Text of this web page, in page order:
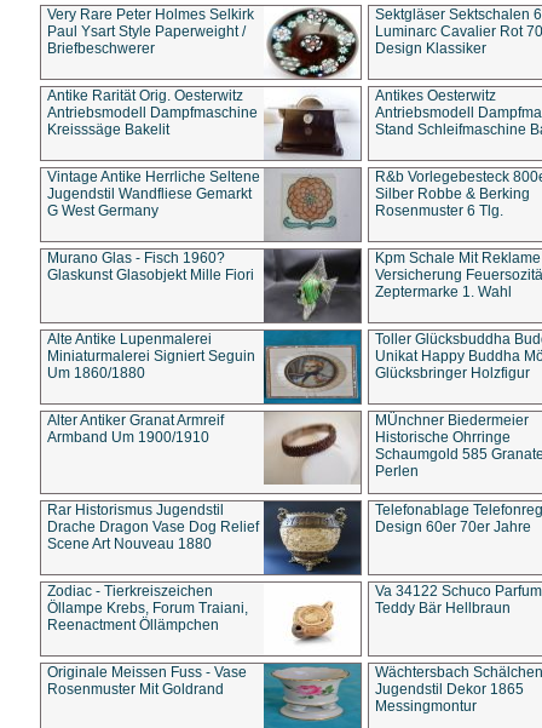
Very Rare Peter Holmes Selkirk
Paul Ysart Style Paperweight /
Briefbeschwerer
Sektgläser Sektschalen
Luminarc Cavalier Rot
Design Klassiker
Antike Rarität Orig. Oesterwitz
Antriebsmodell Dampfmaschine
Kreisssäge Bakelit
Antikes Oesterwitz
Antriebsmodell
Stand Schleifmaschine
Vintage Antike Herrliche Seltene
Jugendstil Wandfliese Gemarkt
G West Germany
R&b Vorlegebesteck
Silber Robbe & Berking
Rosenmuster 6 Tlg.
Murano Glas - Fisch 1960?
Glaskunst Glasobjekt Mille Fiori
Kpm Schale Mit Reklame
Versicherung
Zeptermarke 1. Wahl
Alte Antike Lupenmalerei
Miniaturmalerei Signiert Seguin
Um 1860/1880
Toller Glücksbuddha
Unikat Happy Buddha
Glücksbringer Holzfigur
Alter Antiker Granat Armreif
Armband Um 1900/1910
MÜnchner Biedermeier
Historische Ohrringe
Schaumgold 585
Perlen
Rar Historismus Jugendstil
Drache Dragon Vase Dog Relief
Scene Art Nouveau 1880
Telefonablage
Design 60er 70er Jahre
Zodiac - Tierkreiszeichen
Öllampe Krebs, Forum Traiani,
Reenactment Öllämpchen
Va 34122 Schuco
Teddy Bär Hellbraun
Originale Meissen Fuss - Vase
Rosenmuster Mit Goldrand
Wächtersbach Schälchen
Jugendstil Dekor 1865
Messingmontur